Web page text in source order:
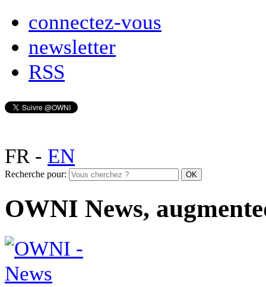
connectez-vous
newsletter
RSS
FR- EN
Recherche pour:
OWNI News,